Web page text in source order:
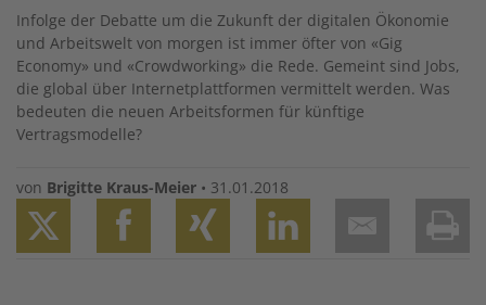
Infolge der Debatte um die Zukunft der digitalen Ökonomie
und Arbeitswelt von morgen ist immer öfter von «Gig
Economy» und «Crowdworking» die Rede. Gemeint sind Jobs,
die global über Internetplattformen vermittelt werden. Was
bedeuten die neuen Arbeitsformen für künftige
Vertragsmodelle?
von Brigitte Kraus-Meier • 31.01.2018